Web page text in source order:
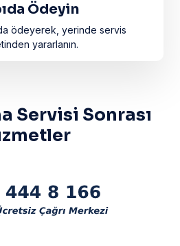
Ödeyin
ödeyerek, yerinde servis
yararlanın.
Servisi Sonrası